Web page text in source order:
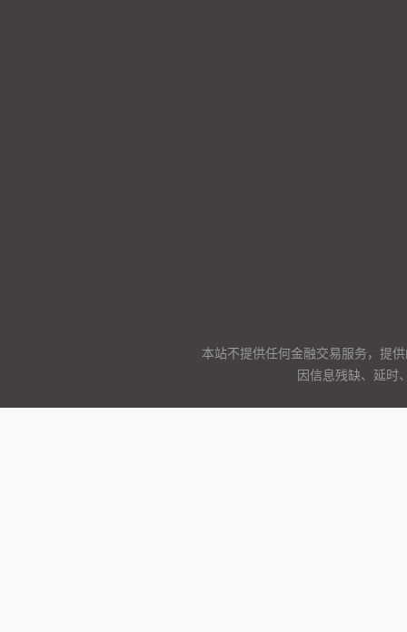
本站不提供任何金融交易服务，提
因信息残缺、延时